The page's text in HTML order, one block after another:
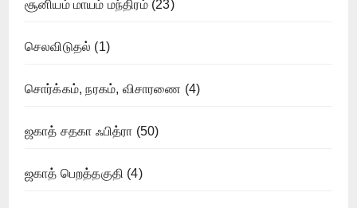
சூனியம் மாயம் மந்திரம்(23)
செலவிடுதல் (1)
சொர்க்கம், நரகம், விசாரணை (4)
ஜகாத் சதகா ஃபித்ரா (50)
ஜகாத் பெறத்தகுதி (4)